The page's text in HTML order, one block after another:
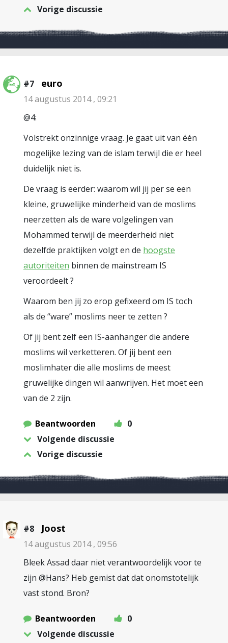
Vorige discussie
#7 euro
14 augustus 2014 , 09:21
@4:
Volstrekt onzinnige vraag. Je gaat uit van één
mogelijke lezing van de islam terwijl die er heel
duidelijk niet is.
De vraag is eerder: waarom wil jij per se een
kleine, gruwelijke minderheid van de moslims
neerzetten als de ware volgelingen van
Mohammed terwijl de meerderheid niet
dezelfde praktijken volgt en de hoogste
autoriteiten binnen de mainstream IS
veroordeelt ?
Waarom ben jij zo erop gefixeerd om IS toch
als de “ware” moslims neer te zetten ?
Of jij bent zelf een IS-aanhanger die andere
moslims wil verketteren. Of jij bent een
moslimhater die alle moslims de meest
gruwelijke dingen wil aanwrijven. Het moet een
van de 2 zijn.
Beantwoorden
0
Volgende discussie
Vorige discussie
#8 Joost
14 augustus 2014 , 09:56
Bleek Assad daar niet verantwoordelijk voor te
zijn @Hans? Heb gemist dat dat onomstotelijk
vast stond. Bron?
Beantwoorden
0
Volgende discussie